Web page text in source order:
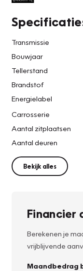
Transmissie
Bouwjaar
Tellerstand
Brandstof
Energielabel
Carrosserie
Aantal zitplaatsen
Aantal deuren
Bekijk alles
Financier
Berekenen je
vrijblijvende
Maandbedrag